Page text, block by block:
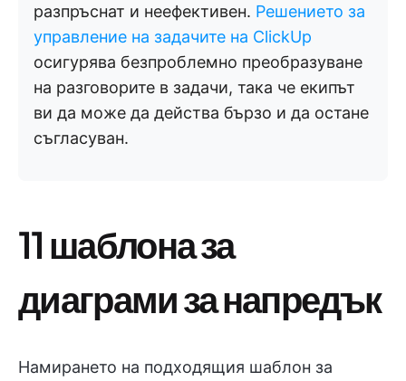
разпръснат и неефективен. Решението за
управление на задачите на ClickUp
осигурява безпроблемно преобразуване
на разговорите в задачи, така че екипът
ви да може да действа бързо и да остане
съгласуван.
11 шаблона за
диаграми за напредък
Намирането на подходящия шаблон за